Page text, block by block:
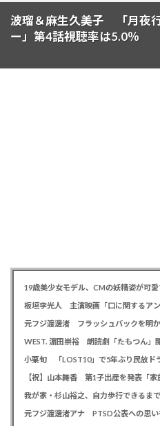
ツ
シ
波瑠＆麻生久美子 「月夜
ー」第4話視聴率は5.0％
19歳美少女モデル、CMの妖精姿が可
我が家・杉山裕之、自力歩行できるま